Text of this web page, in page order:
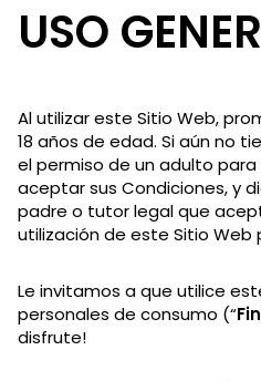
USO
Al utilizar este Sitio Web,
18 años de edad. Si aún no
el permiso de un adulto
aceptar sus Condiciones, y
padre o tutor legal que
utilización de este Sitio Web
Le invitamos a que utilice
personales de consumo (“
disfrute!